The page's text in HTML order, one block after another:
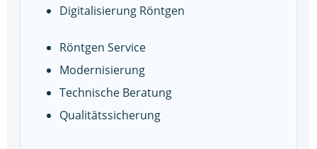
Digitalisierung Röntgen
Röntgen Service
Modernisierung
Technische Beratung
Qualitätssicherung